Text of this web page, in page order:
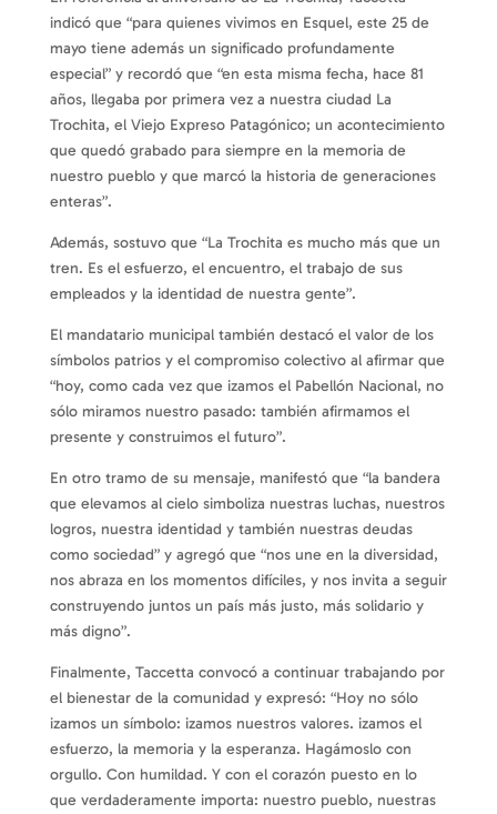
indicó que “para quienes vivimos en Esquel, este 25 de
mayo tiene además un significado profundamente
especial” y recordó que “en esta misma fecha, hace 81
años, llegaba por primera vez a nuestra ciudad La
Trochita, el Viejo Expreso Patagónico; un acontecimiento
que quedó grabado para siempre en la memoria de
nuestro pueblo y que marcó la historia de generaciones
enteras”.
Además, sostuvo que “La Trochita es mucho más que un
tren. Es el esfuerzo, el encuentro, el trabajo de sus
empleados y la identidad de nuestra gente”.
El mandatario municipal también destacó el valor de los
símbolos patrios y el compromiso colectivo al afirmar que
“hoy, como cada vez que izamos el Pabellón Nacional, no
sólo miramos nuestro pasado: también afirmamos el
presente y construimos el futuro”.
En otro tramo de su mensaje, manifestó que “la bandera
que elevamos al cielo simboliza nuestras luchas, nuestros
logros, nuestra identidad y también nuestras deudas
como sociedad” y agregó que “nos une en la diversidad,
nos abraza en los momentos difíciles, y nos invita a seguir
construyendo juntos un país más justo, más solidario y
más digno”.
Finalmente, Taccetta convocó a continuar trabajando por
el bienestar de la comunidad y expresó: “Hoy no sólo
izamos un símbolo: izamos nuestros valores. izamos el
esfuerzo, la memoria y la esperanza. Hagámoslo con
orgullo. Con humildad. Y con el corazón puesto en lo
que verdaderamente importa: nuestro pueblo, nuestras